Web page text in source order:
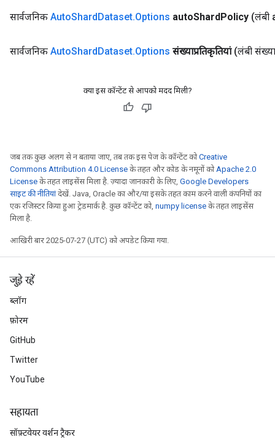
सार्वजनिक AutoShardDataset.Options autoShardPolicy (लंबी
सार्वजनिक AutoShardDataset.Options संख्याप्रतिकृतियां (लंबी
क्या इस कॉन्टेंट से आपको मदद मिली?
जब तक कुछ अलग से न बताया जाए, तब तक इस पेज के कॉन्टेंट कोCreative
Commons Attribution 4.0 License के तहत और कोड के नमूनों कोApache 2.0
License के तहत लाइसेंस मिला है. ज़्यादा जानकारी के लिए, Google Developers
साइट की नीतियांदेखें. Java, Oracle का और/या इसके तहत काम करने वाली कंपनियों का
एक रजिस्टर किया हुआ ट्रेडमार्क है. कुछ कॉन्टेंट को, numpy license के तहत लाइसेंस
मिला है.
आखिरी बार 2025-07-27 (UTC) को अपडेट किया गया.
जुड़े रहें
ब्लॉग
फ़ोरम
GitHub
Twitter
YouTube
सहायता
सॉफ़्टवेयर वर्शन ट्रैकर